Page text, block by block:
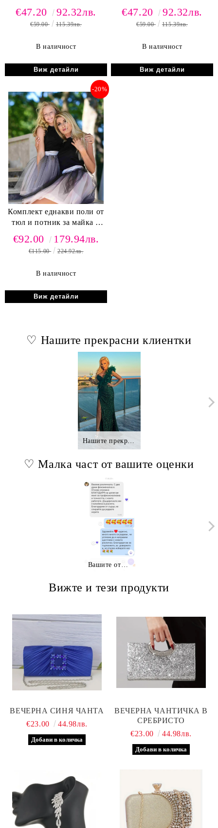
€47.20 92.32лв.
€59.00 115.39лв.
В наличност
Виж детайли
€47.20 92.32лв.
€59.00 115.39лв.
В наличност
Виж детайли
Комплект еднакви поли от
тюл и потник за майка и
-20%
€92.00 179.94лв.
€115.00 224.92лв.
В наличност
Виж детайли
♡ Нашите прекрасни клиентки
♡ Малка част от вашите оценки
Вижте и тези продукти
ВЕЧЕРНА СИНЯ ЧАНТА
€23.00
44.98лв.
ВЕЧЕРНА ЧАНТИЧКА В
СРЕБРИСТО
€23.00
44.98лв.